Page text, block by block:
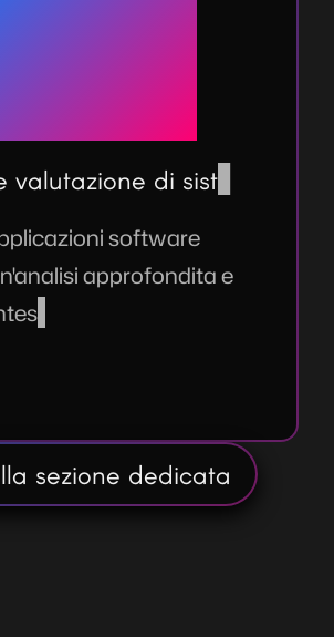
valutazione di sistemi
software
approfondita e
può rivelare se
sezione dedicata